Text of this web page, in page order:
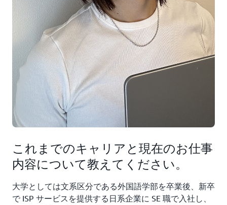
これまでのキャリアと現在のお仕事
内容について教えてください。
大学としては文系区分である外国語学部を卒業後、新卒
で ISP サービスを提供する日系企業に SE 職で入社し、